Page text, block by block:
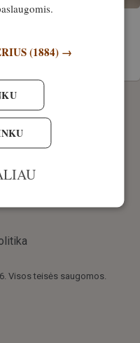
Visos teisės saugomos.
(1884) →